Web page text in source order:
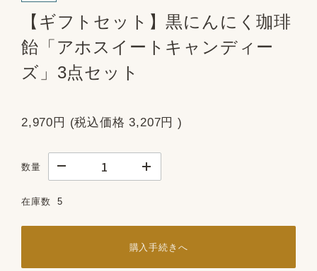
【ギフトセット】黒にんにく珈琲
飴「アホスイートキャンディー
ズ」3点セット
2,970円 (税込価格3,207円 )
数量
在庫数 5
購入手続きへ